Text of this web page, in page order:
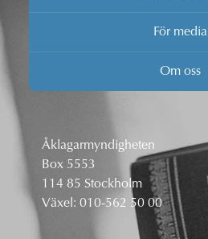
För media
Om oss
Åklagarmyndigheten
Box 5553
114 85 Stockholm
Växel: 010-562 50 00